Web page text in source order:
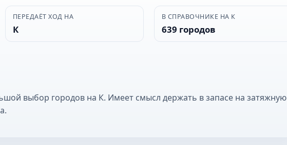
ПЕРЕДАЁТ ХОД НА
К
В СПРАВОЧНИКЕ НА К
639 городов
выбор городов на К. Имеет смысл держать в запасе на затяжную